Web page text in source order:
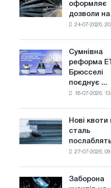
оформляє
дозволи
з
виробництва
низьковуглецевої
основі
водню
Франції
оформляє
дозволи на
24-07-2026,
Сумнівна
реформа
ETS
обмеження
з
боротьбі
зі
Сумнівна
реформа
Брюсселі
поєднує ...
18-07-2026,
Нові
квоти
на
в
Нові квоти
сталь
27-07-2026,
Заборона
Заборона